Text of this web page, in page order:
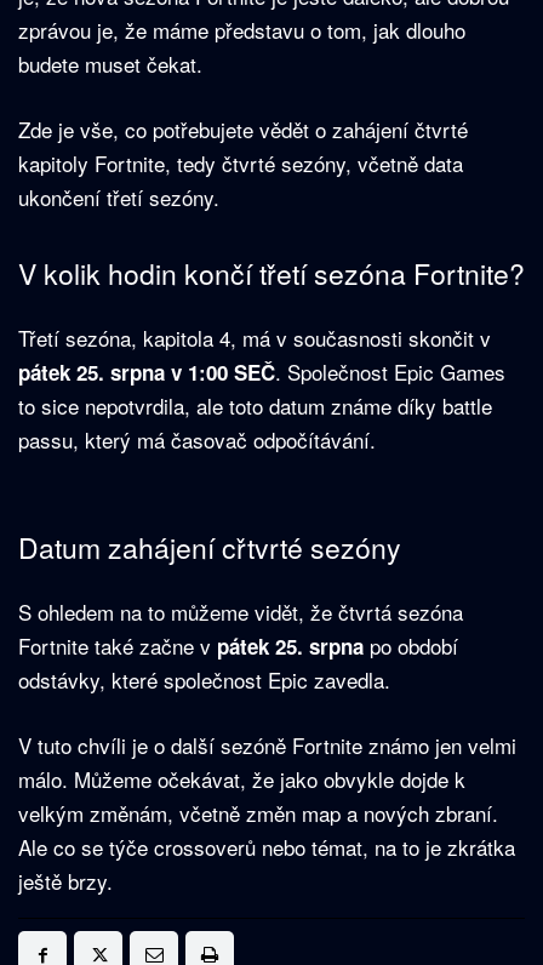
zprávou je, že máme představu o tom, jak dlouho
budete muset čekat.
Zde je vše, co potřebujete vědět o zahájení čtvrté
kapitoly Fortnite, tedy čtvrté sezóny, včetně data
ukončení třetí sezóny.
V kolik hodin končí třetí sezóna Fortnite?
Třetí sezóna, kapitola 4, má v současnosti skončit v
pátek 25. srpna v 1:00 SEČ. Společnost Epic Games
to sice nepotvrdila, ale toto datum známe díky battle
passu, který má časovač odpočítávání.
Datum zahájení cřtvrté sezóny
S ohledem na to můžeme vidět, že čtvrtá sezóna
Fortnite také začne v pátek 25. srpna po období
odstávky, které společnost Epic zavedla.
V tuto chvíli je o další sezóně Fortnite známo jen velmi
málo. Můžeme očekávat, že jako obvykle dojde k
velkým změnám, včetně změn map a nových zbraní.
Ale co se týče crossoverů nebo témat, na to je zkrátka
ještě brzy.